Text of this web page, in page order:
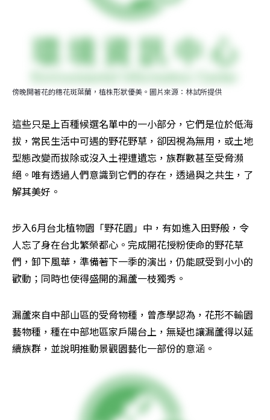
傍晚開著花的穗花斑葉蘭，植株形狀優美。圖片來源：林試所提供
這些只是上百種候選名單中的一小部分，它們是位於低海
拔，常民生活中可遇的野花野草，卻因視為無用，或土地
型態改變而拔除或沒入土裡遭遺忘，族群數甚至受脅瀕
絕。唯有透過人們意識到它們的存在，透過與之共生，了
解其美好。
步入6月台北植物園「野花園」中，有如進入田野般，令
人忘了身在台北繁榮都心。完成開花授粉使命的野花草
們，卸下風華，準備著下一季的演出，仍能感受到小小的
歡動；同時也使得盛開的漏蘆一枝獨秀。
漏蘆來自中部山區的受脅物種，曾彥學認為，花形不輸園
藝物種，種在中部地區家戶陽台上，無疑也讓漏蘆得以延
續族群，並說明推動景觀園藝化一部份的意涵。